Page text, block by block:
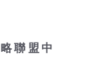
聯盟中